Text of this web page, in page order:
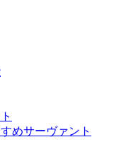
めサーヴァント